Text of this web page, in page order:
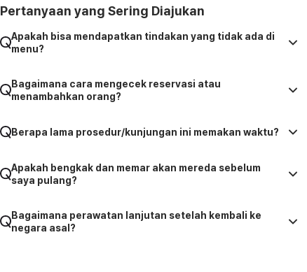
Pertanyaan yang Sering Diajukan
Apakah bisa mendapatkan tindakan yang tidak ada di
menu?
Bagaimana cara mengecek reservasi atau
menambahkan orang?
Berapa lama prosedur/kunjungan ini memakan waktu?
Apakah bengkak dan memar akan mereda sebelum
saya pulang?
Bagaimana perawatan lanjutan setelah kembali ke
negara asal?